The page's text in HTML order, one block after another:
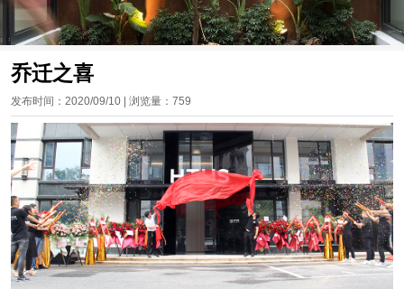
乔迁之喜
发布时间：2020/09/10 | 浏览量： 759